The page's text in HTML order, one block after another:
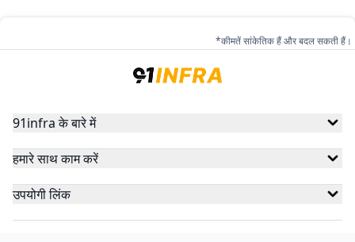
*कीमतें सांकेतिक हैं और बदल सकती हैं।
91infra के बारे में
हमारे साथ काम करें
उपयोगी लिंक